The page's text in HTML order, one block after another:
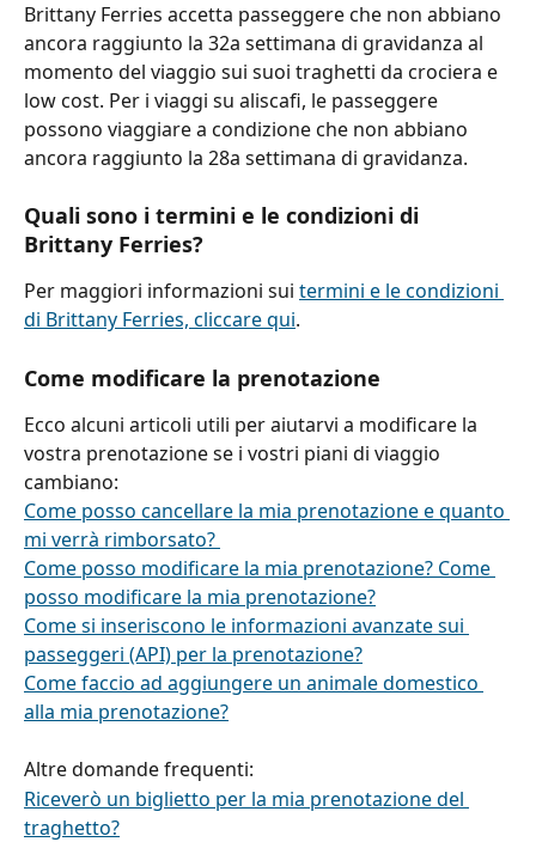
Brittany Ferries accetta passeggere che non abbiano
ancora raggiunto la 32a settimana di gravidanza al
momento del viaggio sui suoi traghetti da crociera e
low cost. Per i viaggi su aliscafi, le passeggere
possono viaggiare a condizione che non abbiano
ancora raggiunto la 28a settimana di gravidanza.
Quali sono i termini e le condizioni di
Brittany Ferries?
Per maggiori informazioni sui termini e le condizioni
di Brittany Ferries, cliccare qui.
Come modificare la prenotazione
Ecco alcuni articoli utili per aiutarvi a modificare la
vostra prenotazione se i vostri piani di viaggio
cambiano:
Come posso cancellare la mia prenotazione e quanto
mi verrà rimborsato?
Come posso modificare la mia prenotazione? Come
posso modificare la mia prenotazione?
Come si inseriscono le informazioni avanzate sui
passeggeri (API) per la prenotazione?
Come faccio ad aggiungere un animale domestico
alla mia prenotazione?
Altre domande frequenti:
Riceverò un biglietto per la mia prenotazione del
traghetto?